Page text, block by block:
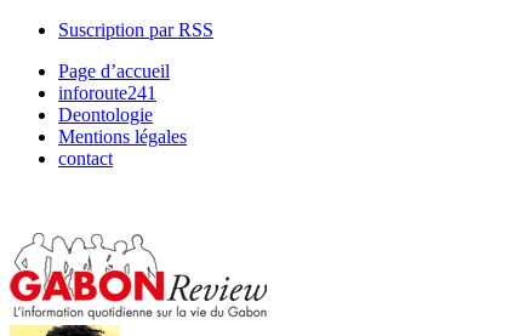
Suscription par RSS
Page d’accueil
inforoute241
Deontologie
Mentions légales
contact